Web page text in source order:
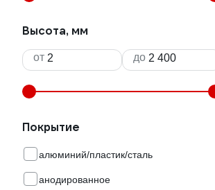
Высота, мм
от до
Покрытие
алюминий/пластик/сталь
анодированное